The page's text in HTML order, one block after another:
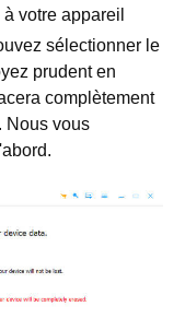
votre appareil
sélectionner le
prudent en
complètement
Nous vous